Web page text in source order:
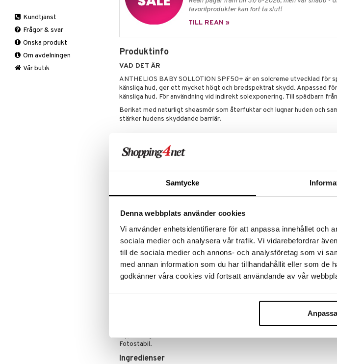
Samtycke
Denna webbplats använder cookies
Vi använder enhetsidentifierare för att anpassa innehållet och
sociala medier och analysera vår trafik. Vi vidarebefordrar
till de sociala medier och annons- och analysföretag som vi
med annan information som du har tillhandahållit eller som de
godkänner våra cookies vid fortsatt användande av vår
favoritprodukter kan fort ta slut!
TILL REAN »
Produktinfo
VAD DET ÄR
ANTHELIOS BABY SOLLOTION SPF50+ är en solcreme utvecklad för
känsliga hud, ger ett mycket högt och bredspektrat skydd. Anpassad
känsliga hud. För användning vid indirekt solexponering. Till spädbarn
Berikat med naturligt sheasmör som återfuktar och lugnar huden och
stärker hudens skyddande barriär.
Utsätt inte spädbarn och småbarn för direkt solljus. Spädbarn och barn
Solprodukter ger inte ett hundraprocentigt solskydd.
Applicera produkten på dina barns otäcka hudområden precis innan du
användning av handduk. Undvik ögonområdet. Skölj noggrant om
kontakt med ögonen. Undvik kontakt med textilier. Förvaras utom
KONSISTENS
Fuktgivande, mjukgörande och krämig konsistens.
Synlig vid applicering för att säkra att barnets hud är helt skyddad och
Med thermalskt källvatten från La Roche-Posay
För spädbarns känsliga hud men också lämplig för solintolerant hud.
Fotostabil.
Ingredienser
Knä
Nacke
Rygg
Stödstrumpor
Knästrumpa
Vad
Ledbesvär & Artros
Muskelvärk
PMS & Klimakteriet
Rygg & Nacke
Smärtstillande
B-Vitaminer
C-Vitamin
Järn
Kalcium
Krom
Kundtjänst
Frågor & svar
Önska produkt
Om avdelningen
Vår butik